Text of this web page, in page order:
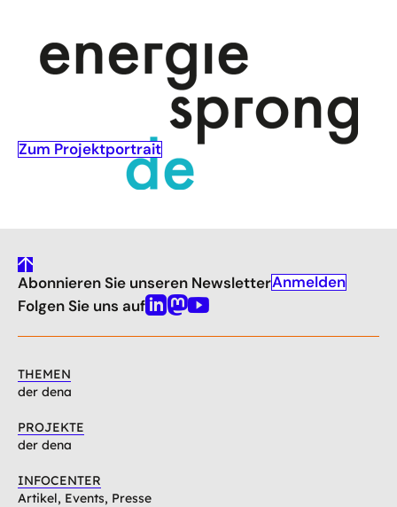
Zum Projektportrait
gehe
nach
oben
Abonnieren Sie unseren NewsletterAnmelden
Folgen Sie uns aufLinkedin
Mastodon
Youtube
THEMEN
der dena
PROJEKTE
der dena
INFOCENTER
Artikel, Events, Presse